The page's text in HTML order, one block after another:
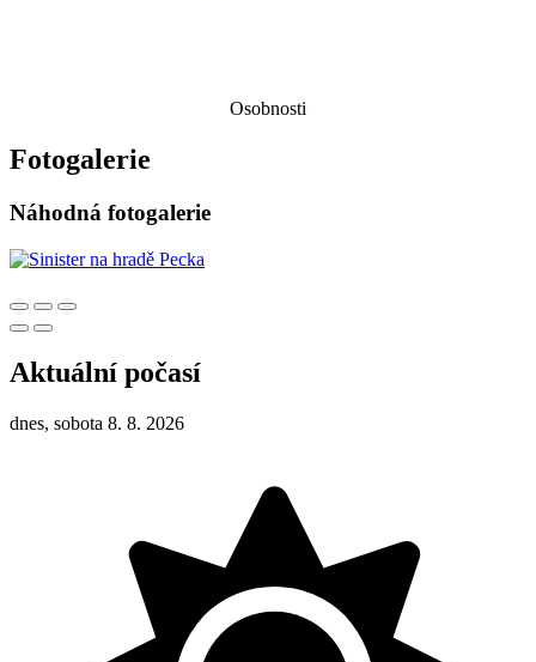
Osobnosti
Fotogalerie
Náhodná fotogalerie
Aktuální počasí
dnes, sobota 8. 8. 2026